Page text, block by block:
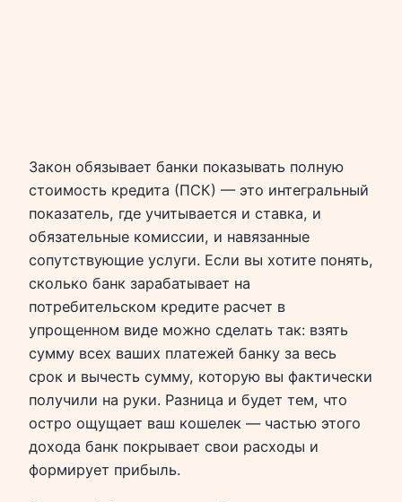
Закон обязывает банки показывать полную
стоимость кредита (ПСК) — это интегральный
показатель, где учитывается и ставка, и
обязательные комиссии, и навязанные
сопутствующие услуги. Если вы хотите понять,
сколько банк зарабатывает на
потребительском кредите расчет в
упрощенном виде можно сделать так: взять
сумму всех ваших платежей банку за весь
срок и вычесть сумму, которую вы фактически
получили на руки. Разница и будет тем, что
остро ощущает ваш кошелек — частью этого
дохода банк покрывает свои расходы и
формирует прибыль.